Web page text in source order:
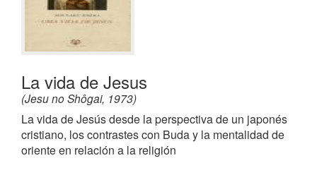
La vida de Jesus
(Jesu no Shôgai, 1973)
La vida de Jesús desde la perspectiva de un japonés
cristiano, los contrastes con Buda y la mentalidad de
oriente en relación a la religión